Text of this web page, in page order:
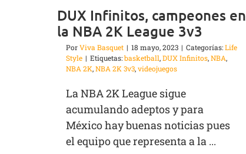
DUX Infinitos, campeones en
la NBA 2K League 3v3
PorViva Basquet | 18 mayo, 2023 | Categorías:Life
Style | Etiquetas:basketball,DUX Infinitos,NBA,
NBA 2K,NBA 2K 3v3,videojuegos
La NBA 2K League sigue
acumulando adeptos y para
México hay buenas noticias pues
el equipo que representa a la ...